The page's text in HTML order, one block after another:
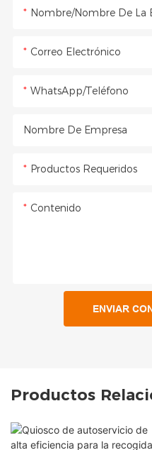
Nombre/Nombre De La
Correo Electrónico
WhatsApp/Teléfono
Nombre De Empresa
Productos Requeridos
Contenido
ENVIAR
Productos